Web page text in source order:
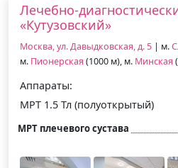
Лечебно-
«Кутузовский»
Москва, ул. Давыдковская, д. 5 | м.
м. Пионерская (1000 м), м. Минская
Аппараты:
МРТ 1.5 Тл (полуоткрытый)
МРТ плечевого сустава